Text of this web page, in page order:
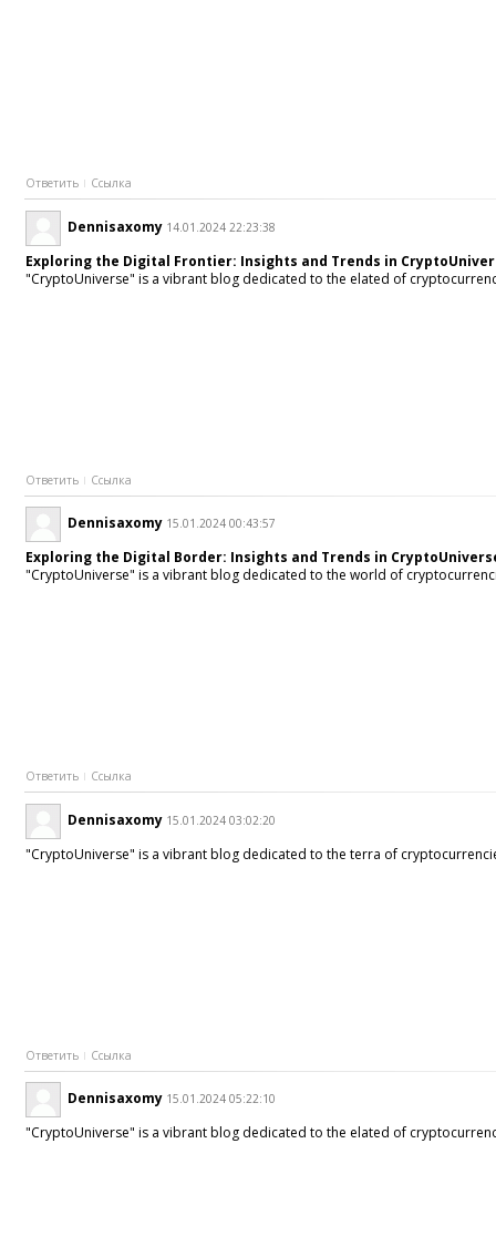
Ответить Ссылка
Dennisaxomy 14.01.2024 22:23:38
Exploring the Digital Frontier: Insights and Trends in
"CryptoUniverse" is a vibrant blog dedicated to the elated of
Ответить Ссылка
Dennisaxomy 15.01.2024 00:43:57
Exploring the Digital Border: Insights and Trends in
"CryptoUniverse" is a vibrant blog dedicated to the world of
Ответить Ссылка
Dennisaxomy 15.01.2024 03:02:20
"CryptoUniverse" is a vibrant blog dedicated to the terra of
Ответить Ссылка
Dennisaxomy 15.01.2024 05:22:10
"CryptoUniverse" is a vibrant blog dedicated to the elated of